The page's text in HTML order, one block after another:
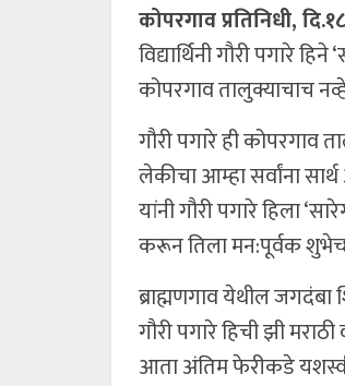
कोपरगाव प्रतिनिधी,
विद्यार्थिनी गौरी पगारे
कोपरगाव तालुक्याचाच
गौरी पगारे ही कोपरगाव
लेकीचा आम्हा सर्वांना
यांनी गौरी पगारे हिला
करून तिला मन:पूर्वक
ब्राह्मणगाव येथील जगदंबा
गौरी पगारे हिची झी
आता अंतिम फेरीकडे यशस्वी